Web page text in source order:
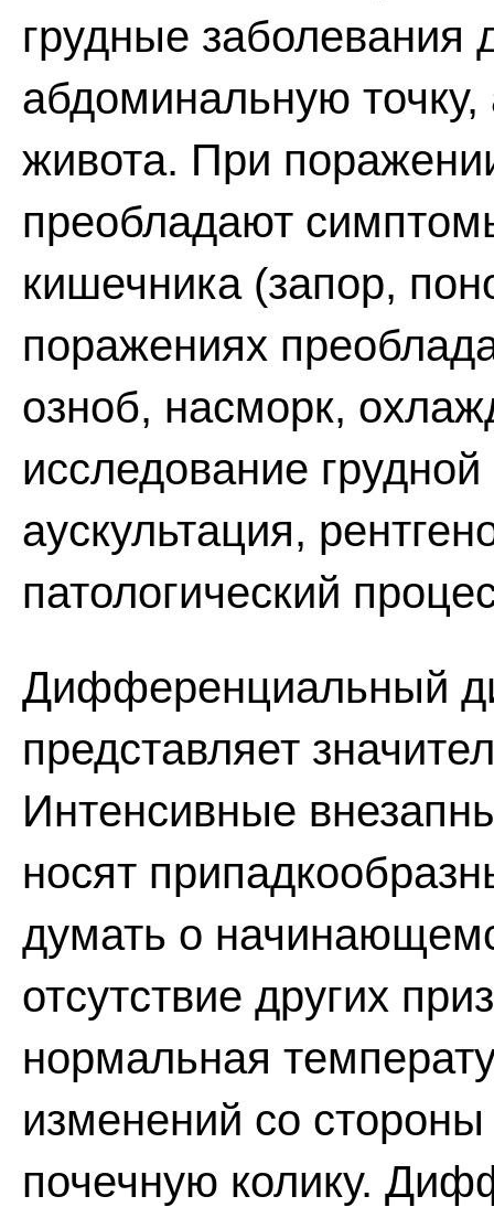
грудные заболевания
абдоминальную
живота. При
преобладают
кишечника (запор,
поражениях
озноб, насморк,
исследование грудной
аускультация,
патологический
Дифференциальный
представляет
Интенсивные
носят
думать о
отсутствие других
нормальная
изменений со стороны
почечную колику.